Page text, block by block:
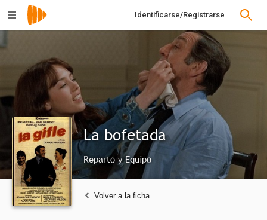
Identificarse/Registrarse
La bofetada
Reparto y Equipo
Volver a la ficha